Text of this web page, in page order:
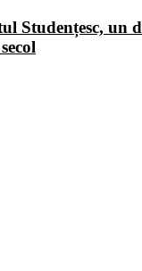
Studențesc, un